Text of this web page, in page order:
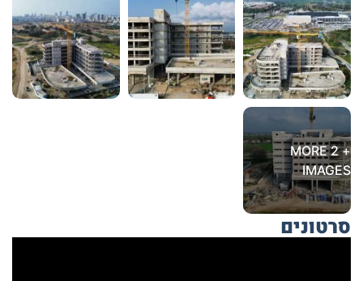
+ 2 MORE
IMAGES
סרטונים